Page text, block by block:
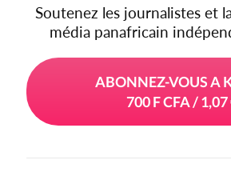
Soutenez les journalistes et
média panafricain
ABONNEZ-VOUS A
700 F CFA / 1,07